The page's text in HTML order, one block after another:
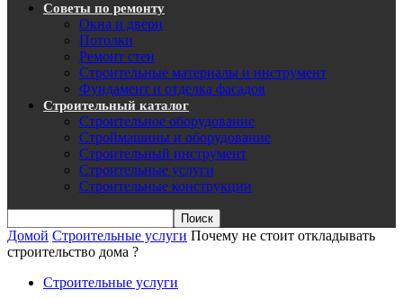
Советы по ремонту
Окна и двери
Потолки
Ремонт стен
Строительные материалы и инструмент
Фундамент и отделка фасадов
Строительный каталог
Строительное оборудование
Строймашины и оборудование
Строительный инструмент
Строительные услуги
Строительные конструкции
Домой Строительные услуги Почему не стоит откладывать
строительство дома ?
Строительные услуги